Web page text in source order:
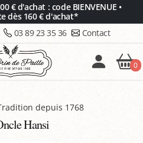
€ d'achat : code BIENVENUE •
dès 160 € d'achat*
03 89 23 35 36 Contact
0
depuis 1768
Hansi